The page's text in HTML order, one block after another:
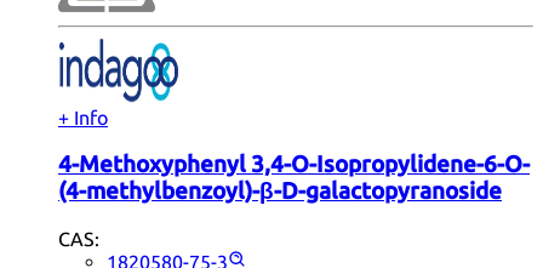
+ Info
4-Methoxyphenyl 3,4-O-Isopropylidene-6-O-
(4-methylbenzoyl)-β-D-galactopyranoside
CAS:
1820580-75-3